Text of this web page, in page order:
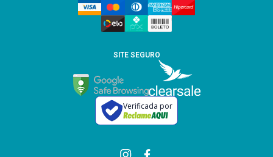
SITE SEGURO
Verificada por